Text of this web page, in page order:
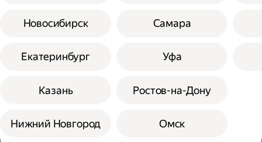
Новосибирск
Екатеринбург
Казань
Нижний Новгород
Самара
Уфа
Ростов-на-Дону
Омск